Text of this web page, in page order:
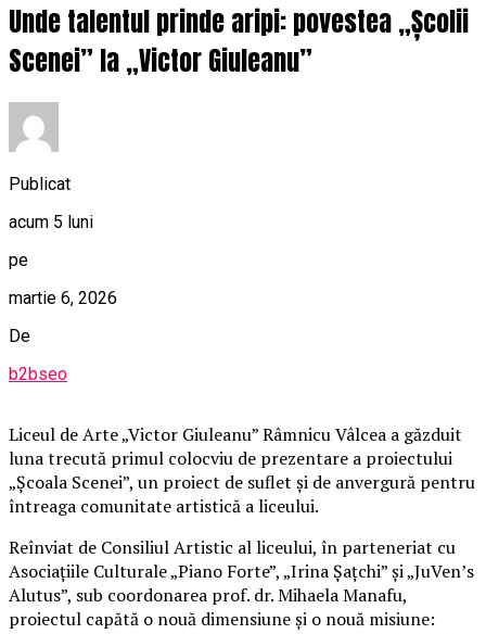
Unde talentul prinde aripi: povestea „Școlii
Scenei” la „Victor Giuleanu”
Publicat
acum 5 luni
pe
martie 6, 2026
De
b2bseo
Liceul de Arte „Victor Giuleanu” Râmnicu Vâlcea a găzduit
luna trecută primul colocviu de prezentare a proiectului
„Școala Scenei”, un proiect de suflet și de anvergură pentru
întreaga comunitate artistică a liceului.
Reînviat de Consiliul Artistic al liceului, în parteneriat cu
Asociațiile Culturale „Piano Forte”, „Irina Șațchi” și „JuVen’s
Alutus”, sub coordonarea prof. dr. Mihaela Manafu,
proiectul capătă o nouă dimensiune și o nouă misiune: